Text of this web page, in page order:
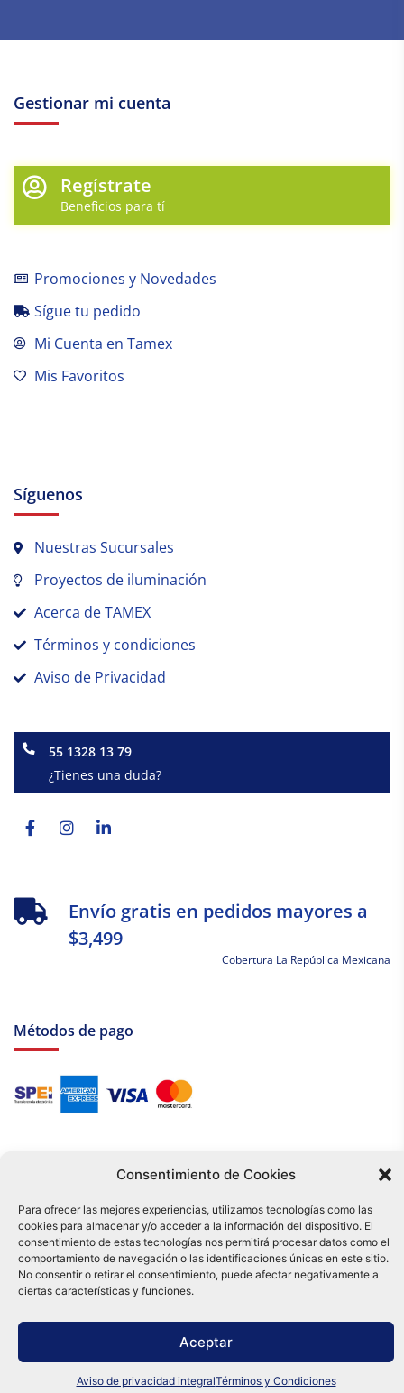
Consentimiento de Cookies
Para ofrecer las mejores experiencias, utilizamos tecnologías como las
cookies para almacenar y/o acceder a la información del dispositivo. El
consentimiento de estas tecnologías nos permitirá procesar datos como el
comportamiento de navegación o las identificaciones únicas en este sitio.
No consentir o retirar el consentimiento, puede afectar negativamente a
ciertas características y funciones.
Aceptar
Aviso de privacidad integralTérminos y Condiciones
Gestionar mi cuenta
Regístrate
Beneficios para tí
Promociones y Novedades
Sígue tu pedido
Mi Cuenta en Tamex
Mis Favoritos
Síguenos
Nuestras Sucursales
Proyectos de iluminación
Acerca de TAMEX
Términos y condiciones
Aviso de Privacidad
55 1328 13 79
¿Tienes una duda?
f
Envío gratis en pedidos mayores a
$3,499
Cobertura La República Mexicana
Métodos de pago
Tu compra es respaldada por nuestro certificado SSL y operada bajo las
mejores prácticas de seguridad.
Distribuidora Tamex - México
e-commerce